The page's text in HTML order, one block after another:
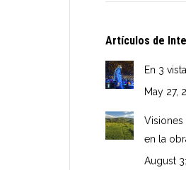
Artículos de
En 3
May 27,
Visiones
en la
August